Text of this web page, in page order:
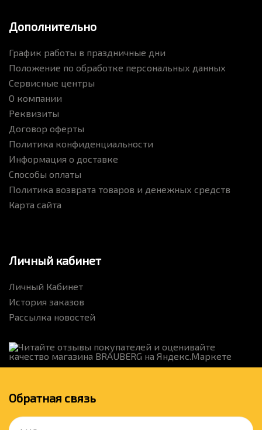
Дополнительно
График работы в праздничные дни
Положение по обработке персональных данных
Сервисные центры
О компании
Реквизиты
Договор оферты
Политика конфиденциальности
Информация о доставке
Способы оплаты
Политика возврата товаров и денежных средств
Карта сайта
Личный кабинет
Личный Кабинет
История заказов
Рассылка новостей
Обратная связь